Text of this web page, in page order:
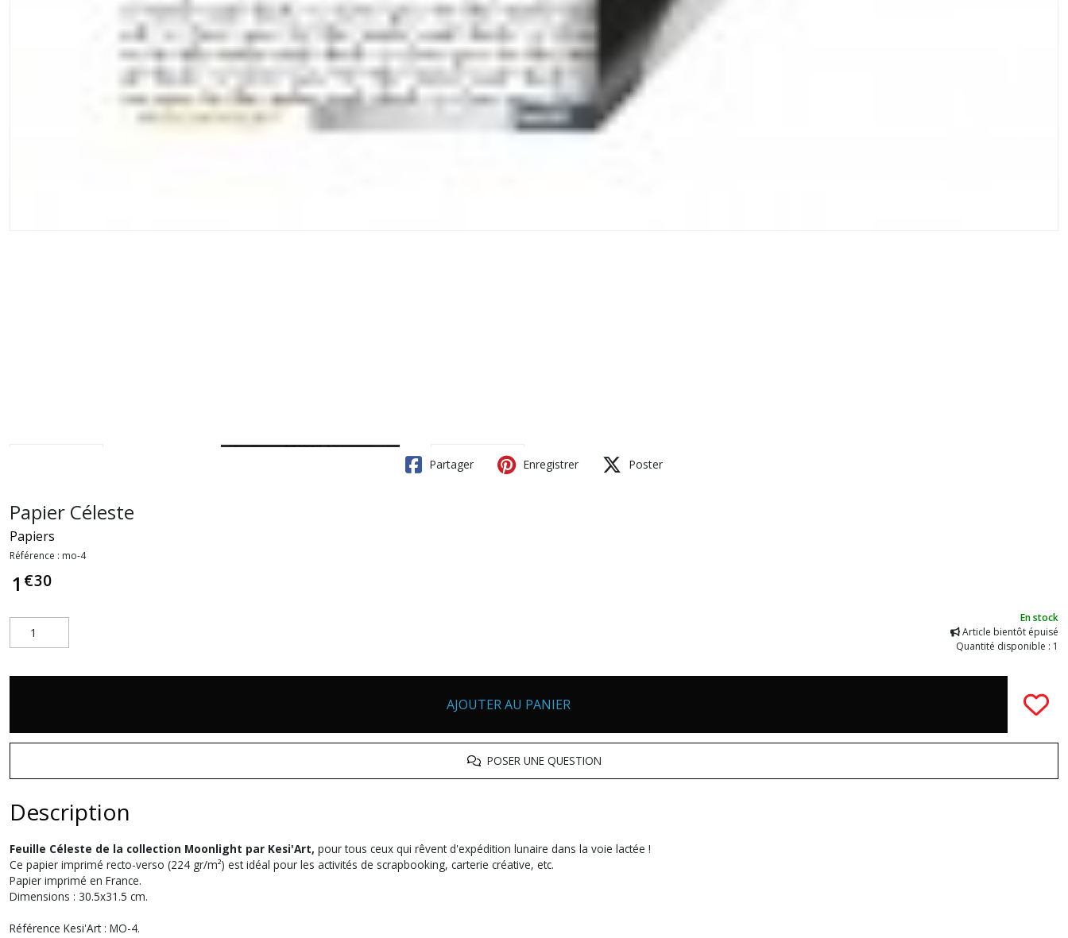
Partager Enregistrer Poster
Papier Céleste
Papiers
Référence : mo-4
1 €30
En stock
Article bientôt épuisé
Quantité disponible : 1
AJOUTER AU PANIER
POSER UNE QUESTION
Description
Feuille Céleste de la collection Moonlight par Kesi'Art, pour tous ceux qui rêvent d'expédition lunaire dans la voie lactée !
Ce papier imprimé recto-verso (224 gr/m²) est idéal pour les activités de scrapbooking, carterie créative, etc.
Papier imprimé en France.
Dimensions : 30.5x31.5 cm.
Référence Kesi'Art : MO-4.